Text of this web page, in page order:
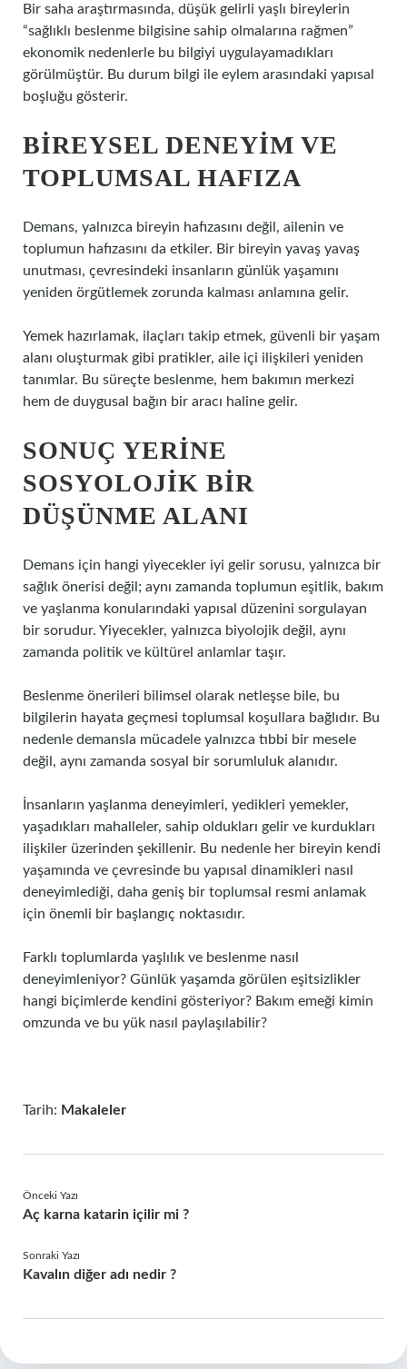
Bir saha araştırmasında, düşük gelirli yaşlı bireylerin
“sağlıklı beslenme bilgisine sahip olmalarına rağmen”
ekonomik nedenlerle bu bilgiyi uygulayamadıkları
görülmüştür. Bu durum bilgi ile eylem arasındaki yapısal
boşluğu gösterir.
BIREYSEL DENEYIM VE
TOPLUMSAL HAFIZA
Demans, yalnızca bireyin hafızasını değil, ailenin ve
toplumun hafızasını da etkiler. Bir bireyin yavaş yavaş
unutması, çevresindeki insanların günlük yaşamını
yeniden örgütlemek zorunda kalması anlamına gelir.
Yemek hazırlamak, ilaçları takip etmek, güvenli bir yaşam
alanı oluşturmak gibi pratikler, aile içi ilişkileri yeniden
tanımlar. Bu süreçte beslenme, hem bakımın merkezi
hem de duygusal bağın bir aracı haline gelir.
SONUÇ YERINE
SOSYOLOJIK BIR
DÜŞÜNME ALANI
Demans için hangi yiyecekler iyi gelir sorusu, yalnızca bir
sağlık önerisi değil; aynı zamanda toplumun eşitlik, bakım
ve yaşlanma konularındaki yapısal düzenini sorgulayan
bir sorudur. Yiyecekler, yalnızca biyolojik değil, aynı
zamanda politik ve kültürel anlamlar taşır.
Beslenme önerileri bilimsel olarak netleşse bile, bu
bilgilerin hayata geçmesi toplumsal koşullara bağlıdır. Bu
nedenle demansla mücadele yalnızca tıbbi bir mesele
değil, aynı zamanda sosyal bir sorumluluk alanıdır.
İnsanların yaşlanma deneyimleri, yedikleri yemekler,
yaşadıkları mahalleler, sahip oldukları gelir ve kurdukları
ilişkiler üzerinden şekillenir. Bu nedenle her bireyin kendi
yaşamında ve çevresinde bu yapısal dinamikleri nasıl
deneyimlediği, daha geniş bir toplumsal resmi anlamak
için önemli bir başlangıç noktasıdır.
Farklı toplumlarda yaşlılık ve beslenme nasıl
deneyimleniyor? Günlük yaşamda görülen eşitsizlikler
hangi biçimlerde kendini gösteriyor? Bakım emeği kimin
omzunda ve bu yük nasıl paylaşılabilir?
Tarih: Makaleler
Önceki Yazı
Aç karna katarin içilir mi ?
Sonraki Yazı
Kavalın diğer adı nedir ?